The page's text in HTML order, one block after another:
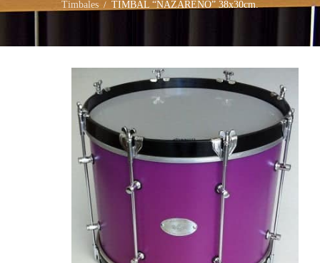
Timbales / TIMBAL “NAZARENO” 38x30cm.